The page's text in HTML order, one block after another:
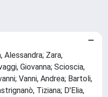
Alessandra; Zara,
Giovanna; Scioscia,
Vanni, Andrea; Bartoli,
Tiziana; D'Elia,